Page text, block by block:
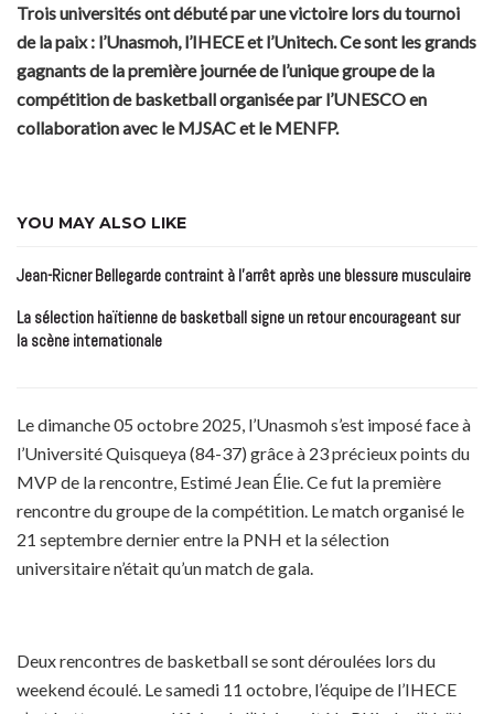
Trois universités ont débuté par une victoire lors du tournoi
de la paix : l’Unasmoh, l’IHECE et l’Unitech. Ce sont les grands
gagnants de la première journée de l’unique groupe de la
compétition de basketball organisée par l’UNESCO en
collaboration avec le MJSAC et le MENFP.
YOU MAY ALSO LIKE
Jean-Ricner Bellegarde contraint à l’arrêt après une blessure musculaire
La sélection haïtienne de basketball signe un retour encourageant sur
la scène internationale
Le dimanche 05 octobre 2025, l’Unasmoh s’est imposé face à
l’Université Quisqueya (84-37) grâce à 23 précieux points du
MVP de la rencontre, Estimé Jean Élie. Ce fut la première
rencontre du groupe de la compétition. Le match organisé le
21 septembre dernier entre la PNH et la sélection
universitaire n’était qu’un match de gala.
Deux rencontres de basketball se sont déroulées lors du
weekend écoulé. Le samedi 11 octobre, l’équipe de l’IHECE